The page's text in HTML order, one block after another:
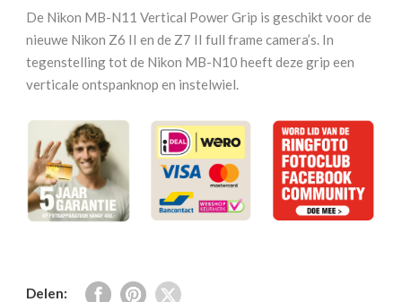
Vertical
Power
Grip
aantal
De Nikon MB-N11 Vertical Power Grip is geschikt voor de
nieuwe Nikon Z6 II en de Z7 II full frame camera’s. In
tegenstelling tot de Nikon MB-N10 heeft deze grip een
verticale ontspanknop en instelwiel.
Delen: